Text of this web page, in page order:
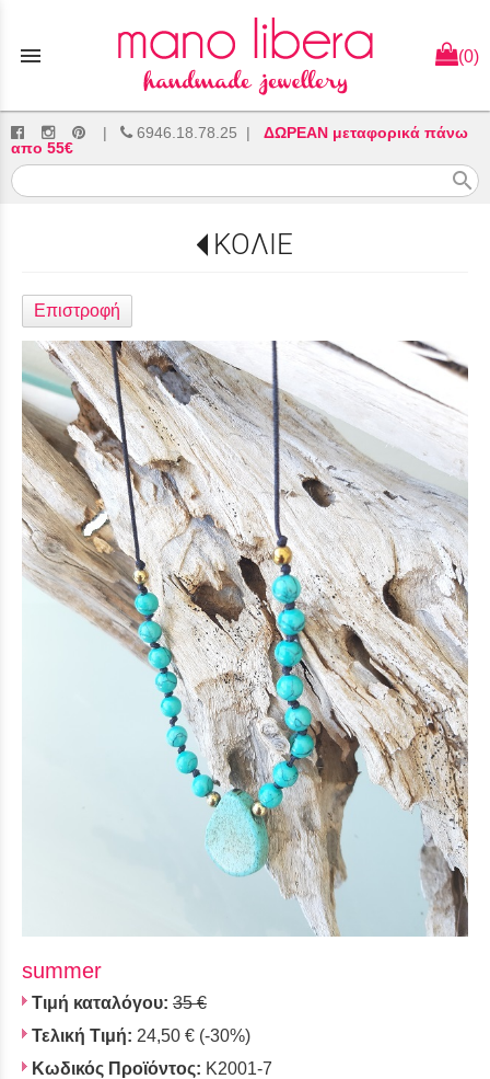
menu (0)
| 6946.18.78.25 | ΔΩΡΕΑΝ μεταφορικά πάνω
απο 55€
search
ΚΟΛΙΕ
Επιστροφή
summer
Τιμή καταλόγου: 35 €
Τελική Τιμή: 24,50 € (-30%)
Κωδικός Προϊόντος: K2001-7